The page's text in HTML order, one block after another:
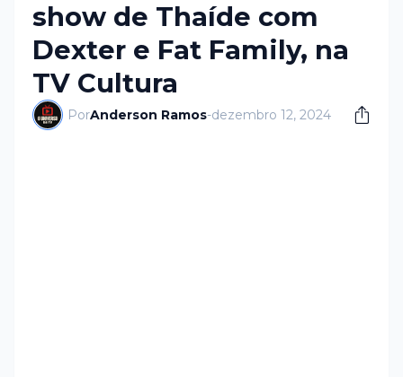
show de Thaíde com
Dexter e Fat Family, na
TV Cultura
PorAnderson Ramos-dezembro 12, 2024